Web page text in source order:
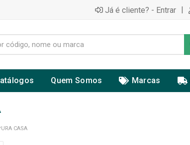
Já é cliente? - Entrar |
Quem Somos Marcas
CASA